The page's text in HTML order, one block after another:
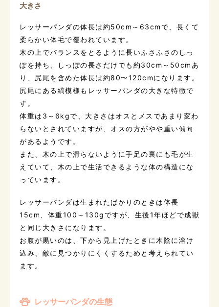
大きさ
レッサーパンダの体長は約50cm～63cmで、長くて
柔らかい体毛で覆われています。
木の上でバランスをとるように長いふさふさのしっ
ぽを持ち、しっぽの長さだけでも約30cm～50cmあ
り、尻尾を含めた体長は約80〜120cmになります。
尻尾にある縞模様もレッサーパンダの大きな特徴で
す。
体重は3～6kgで、大きさはオスとメスであまり変わ
らないとされていますが、オスの方がやや重い傾向
があるようです。
また、木の上で滑らないように手足の裏にも毛が生
えていて、木の上で生活できるような体の構造にな
っています。
レッサーパンダは生まれたばかりのときは体長
15cm、体重100～130gですが、生後1年ほどで成獣
と同じ大きさになります。
お腹が黒いのは、下から見上げたときに木陰に溶け
込み、敵に見つかりにくくするためと考えられてい
ます。
レッサーパンダの生態